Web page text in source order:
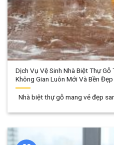
Dịch Vụ Vệ Sinh Nhà Biệt Thự
Không Gian Luôn Mới Và Bền Đẹp
Nhà biệt thự gỗ mang vẻ đẹp